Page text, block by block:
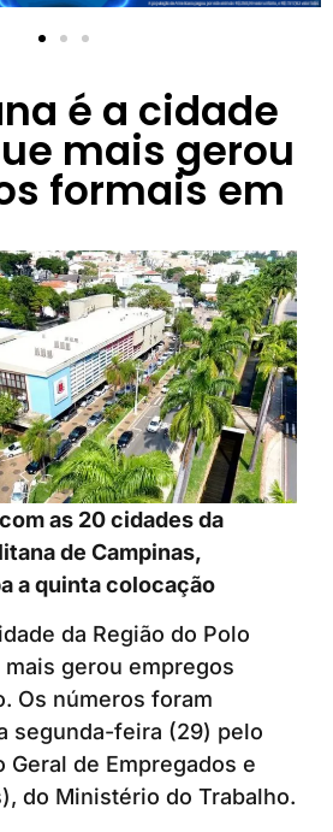
é a cidade
mais gerou
formais em
as 20 cidades da
de Campinas,
a quinta colocação
da Região do Polo
gerou empregos
Os números foram
segunda-feira (29) pelo
Geral de Empregados e
do Ministério do Trabalho.